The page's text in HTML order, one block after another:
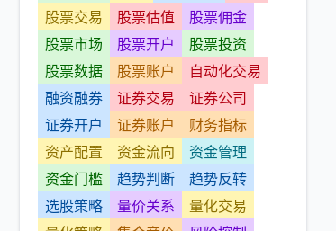
股票交易
股票估值
股票佣金
股票市场
股票开户
股票投资
股票数据
股票账户
自动化交易
融资融券
证券交易
证券公司
证券开户
证券账户
财务指标
资产配置
资金流向
资金管理
资金门槛
趋势判断
趋势反转
选股策略
量价关系
量化交易